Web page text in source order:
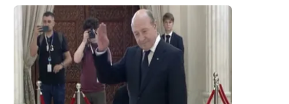
CINE A ÎNTORS ABUZIV REZULTATUL
ALEGERILOR?